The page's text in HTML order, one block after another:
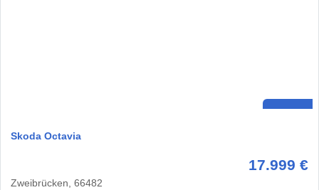
Skoda Octavia
17.999 €
Zweibrücken, 66482